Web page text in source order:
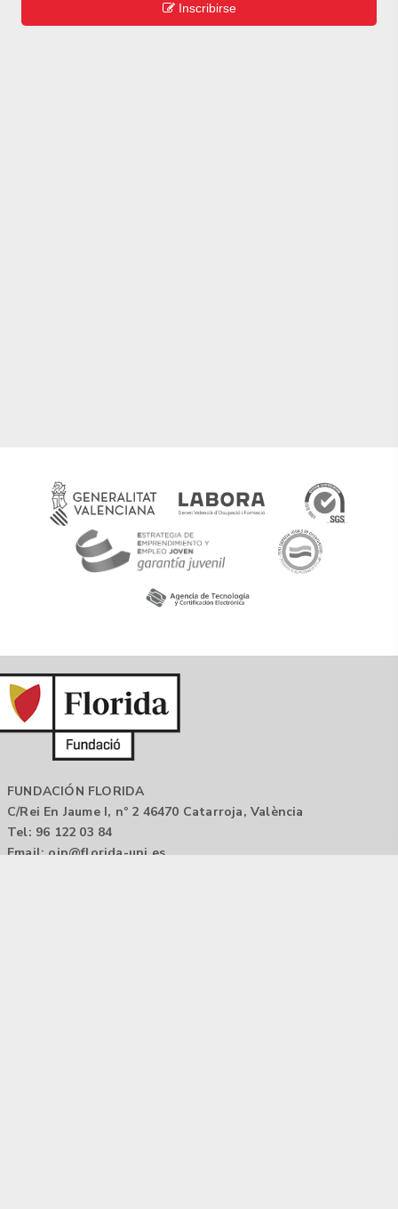
Inscribirse
FUNDACIÓN FLORIDA
C/Rei En Jaume I, nº 2 46470 Catarroja, València
Tel: 96 122 03 84
Email: oip@florida-uni.es